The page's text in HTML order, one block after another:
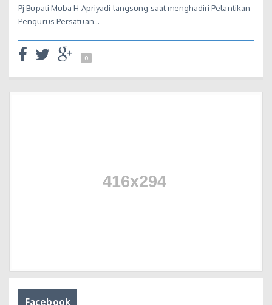
Pj Bupati Muba H Apriyadi langsung saat menghadiri Pelantikan
Pengurus Persatuan…
0
Facebook